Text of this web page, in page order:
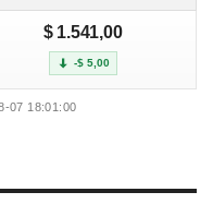
$ 1.541,00
-$ 5,00
07 18:01:00